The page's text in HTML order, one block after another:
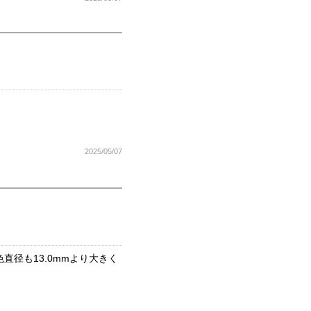
2025/05/07
径も13.0mmより大きく